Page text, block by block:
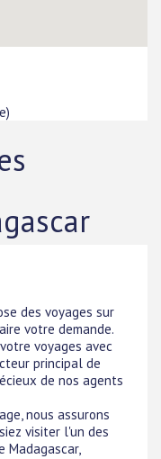
)
des voyages sur
votre demande.
voyages avec
principal de
de nos agents
nous assurons
visiter l'un des
Madagascar,